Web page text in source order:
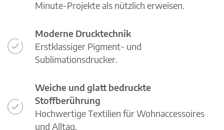
Minute-Projekte als nützlich erweisen.
Moderne Drucktechnik
Erstklassiger Pigment- und
Sublimationsdrucker.
Weiche und glatt bedruckte
Stoffberührung
Hochwertige Textilien für Wohnaccessoires
und Alltag.